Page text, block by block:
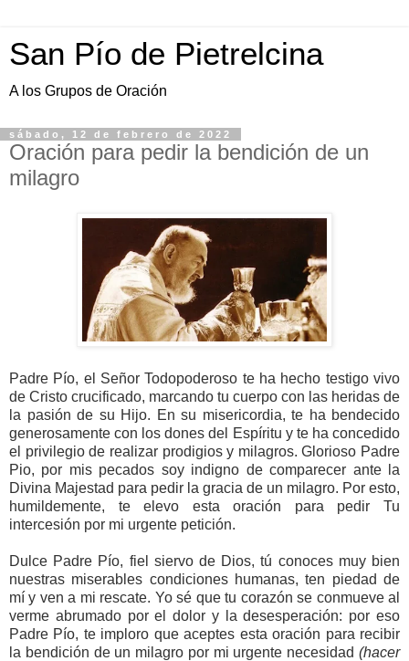
San Pío de Pietrelcina
A los Grupos de Oración
sábado, 12 de febrero de 2022
Oración para pedir la bendición de un
milagro
Padre Pío, el Señor Todopoderoso te ha hecho testigo vivo
de Cristo crucificado, marcando tu cuerpo con las heridas de
la pasión de su Hijo. En su misericordia, te ha bendecido
generosamente con los dones del Espíritu y te ha concedido
el privilegio de realizar prodigios y milagros. Glorioso Padre
Pio, por mis pecados soy indigno de comparecer ante la
Divina Majestad para pedir la gracia de un milagro. Por esto,
humildemente, te elevo esta oración para pedir Tu
intercesión por mi urgente petición.
Dulce Padre Pío, fiel siervo de Dios, tú conoces muy bien
nuestras miserables condiciones humanas, ten piedad de
mí y ven a mi rescate. Yo sé que tu corazón se conmueve al
verme abrumado por el dolor y la desesperación: por eso
Padre Pío, te imploro que aceptes esta oración para recibir
la bendición de un milagro por mi urgente necesidad (hacer